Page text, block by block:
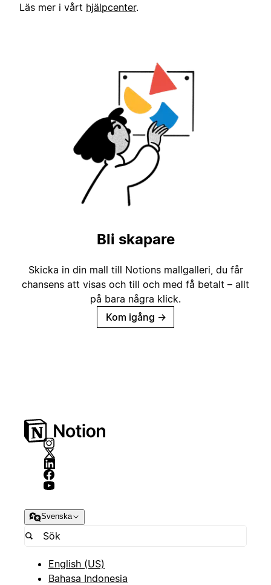
Läs mer i vårt hjälpcenter.
Bli skapare
Skicka in din mall till Notions mallgalleri, du får
chansens att visas och till och med få betalt – allt
på bara några klick.
Kom igång →
Svenska
English (US)
Bahasa Indonesia